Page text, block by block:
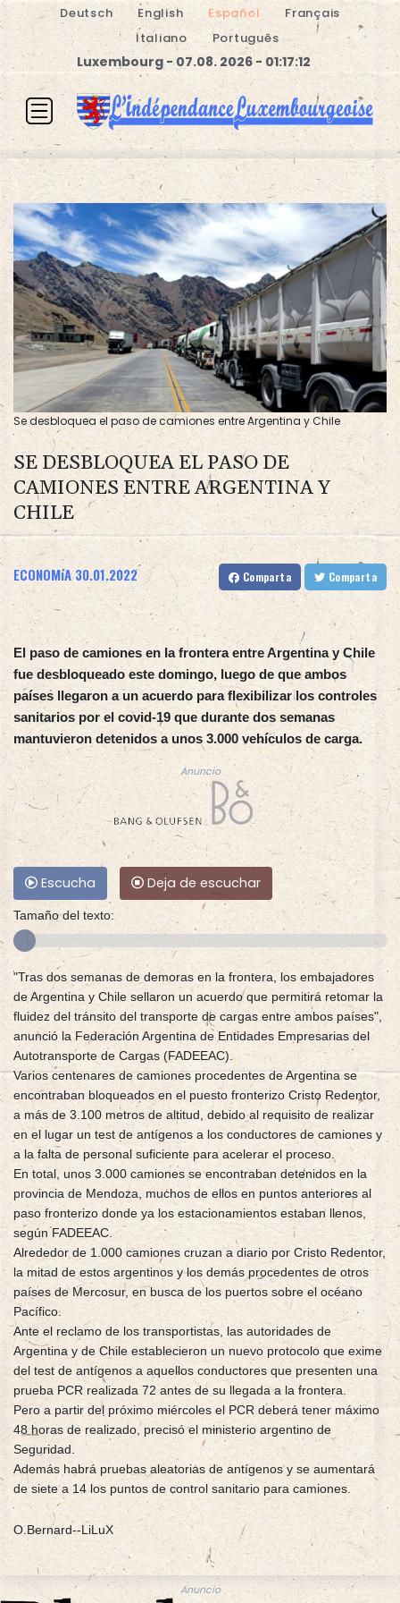
Deutsch English Español
Français
Italiano
Português
Luxembourg - 07.08. 2026 - 01:17:12
Se desbloquea el paso de camiones entre Argentina y Chile
SE DESBLOQUEA EL PASO DE
CAMIONES ENTRE ARGENTINA Y
CHILE
ECONOMíA 30.01.2022 Comparta Comparta
El paso de camiones en la frontera entre Argentina y Chile
fue desbloqueado este domingo, luego de que ambos
países llegaron a un acuerdo para flexibilizar los controles
sanitarios por el covid-19 que durante dos semanas
mantuvieron detenidos a unos 3.000 vehículos de carga.
Anuncio
Escucha Deja de escuchar
Tamaño del texto:
"Tras dos semanas de demoras en la frontera, los embajadores
de Argentina y Chile sellaron un acuerdo que permitirá retomar la
fluidez del tránsito del transporte de cargas entre ambos países",
anunció la Federación Argentina de Entidades Empresarias del
Autotransporte de Cargas (FADEEAC).
Varios centenares de camiones procedentes de Argentina se
encontraban bloqueados en el puesto fronterizo Cristo Redentor,
a más de 3.100 metros de altitud, debido al requisito de realizar
en el lugar un test de antígenos a los conductores de camiones y
a la falta de personal suficiente para acelerar el proceso.
En total, unos 3.000 camiones se encontraban detenidos en la
provincia de Mendoza, muchos de ellos en puntos anteriores al
paso fronterizo donde ya los estacionamientos estaban llenos,
según FADEEAC.
Alrededor de 1.000 camiones cruzan a diario por Cristo Redentor,
la mitad de estos argentinos y los demás procedentes de otros
países de Mercosur, en busca de los puertos sobre el océano
Pacífico.
Ante el reclamo de los transportistas, las autoridades de
Argentina y de Chile establecieron un nuevo protocolo que exime
del test de antígenos a aquellos conductores que presenten una
prueba PCR realizada 72 antes de su llegada a la frontera.
Pero a partir del próximo miércoles el PCR deberá tener máximo
48 horas de realizado, precisó el ministerio argentino de
Seguridad.
Además habrá pruebas aleatorias de antígenos y se aumentará
de siete a 14 los puntos de control sanitario para camiones.
O.Bernard--LiLuX
Anuncio